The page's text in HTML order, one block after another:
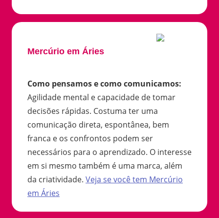
Mercúrio em Áries
Como pensamos e como comunicamos:
Agilidade mental e capacidade de tomar
decisões rápidas. Costuma ter uma
comunicação direta, espontânea, bem
franca e os confrontos podem ser
necessários para o aprendizado. O interesse
em si mesmo também é uma marca, além
da criatividade. Veja se você tem Mercúrio
em Áries